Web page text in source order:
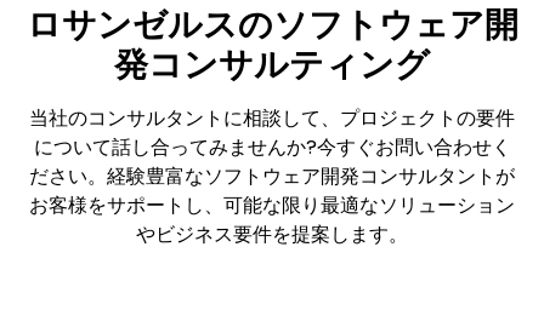
ロサンゼルスのソフトウェア開
発コンサルティング
当社のコンサルタントに相談して、プロジェクトの要件
について話し合ってみませんか?今すぐお問い合わせく
ださい。経験豊富なソフトウェア開発コンサルタントが
お客様をサポートし、可能な限り最適なソリューション
やビジネス要件を提案します。